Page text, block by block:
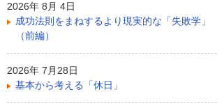
2026年 8月 4日
成功法則をまねするより現実的な「失敗学」
（前編）
2026年 7月28日
基本から考える「休日」